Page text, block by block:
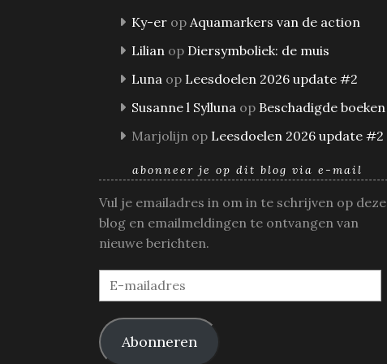
Ky-er op Aquamarkers van de action
Lilian op Diersymboliek: de muis
Luna op Leesdoelen 2026 update #2
Susanne l Sylluna op Beschadigde boeken
Marjolijn op Leesdoelen 2026 update #2
abonneer je op dit blog via e-mail
Vul je emailadres in om in te schrijven op deze
blog en emailmeldingen te ontvangen van
nieuwe berichten.
E-
mailadres
Abonneren